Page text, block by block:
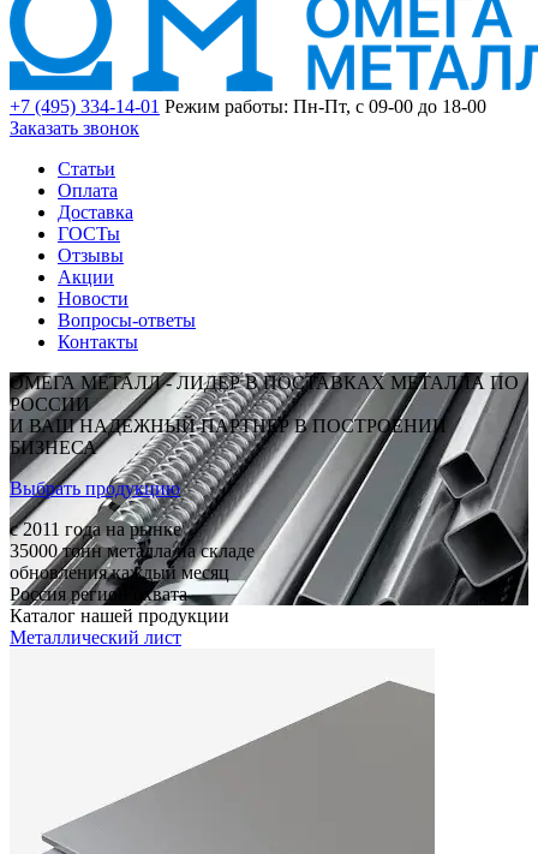
+7 (495) 334-14-01 Режим работы: Пн-Пт, с 09-00 до 18-00
Заказать звонок
Статьи
Оплата
Доставка
ГОСТы
Отзывы
Акции
Новости
Вопросы-ответы
Контакты
ОМЕГА МЕТАЛЛ - ЛИДЕР В ПОСТАВКАХ МЕТАЛЛА ПО
РОССИИ
И ВАШ НАДЕЖНЫЙ ПАРТНЕР В ПОСТРОЕНИИ
БИЗНЕСА
Выбрать продукцию
c 2011 года на рынке
35000 тонн металла на складе
обновления каждый месяц
Россия регион охвата
Каталог нашей продукции
Металлический лист